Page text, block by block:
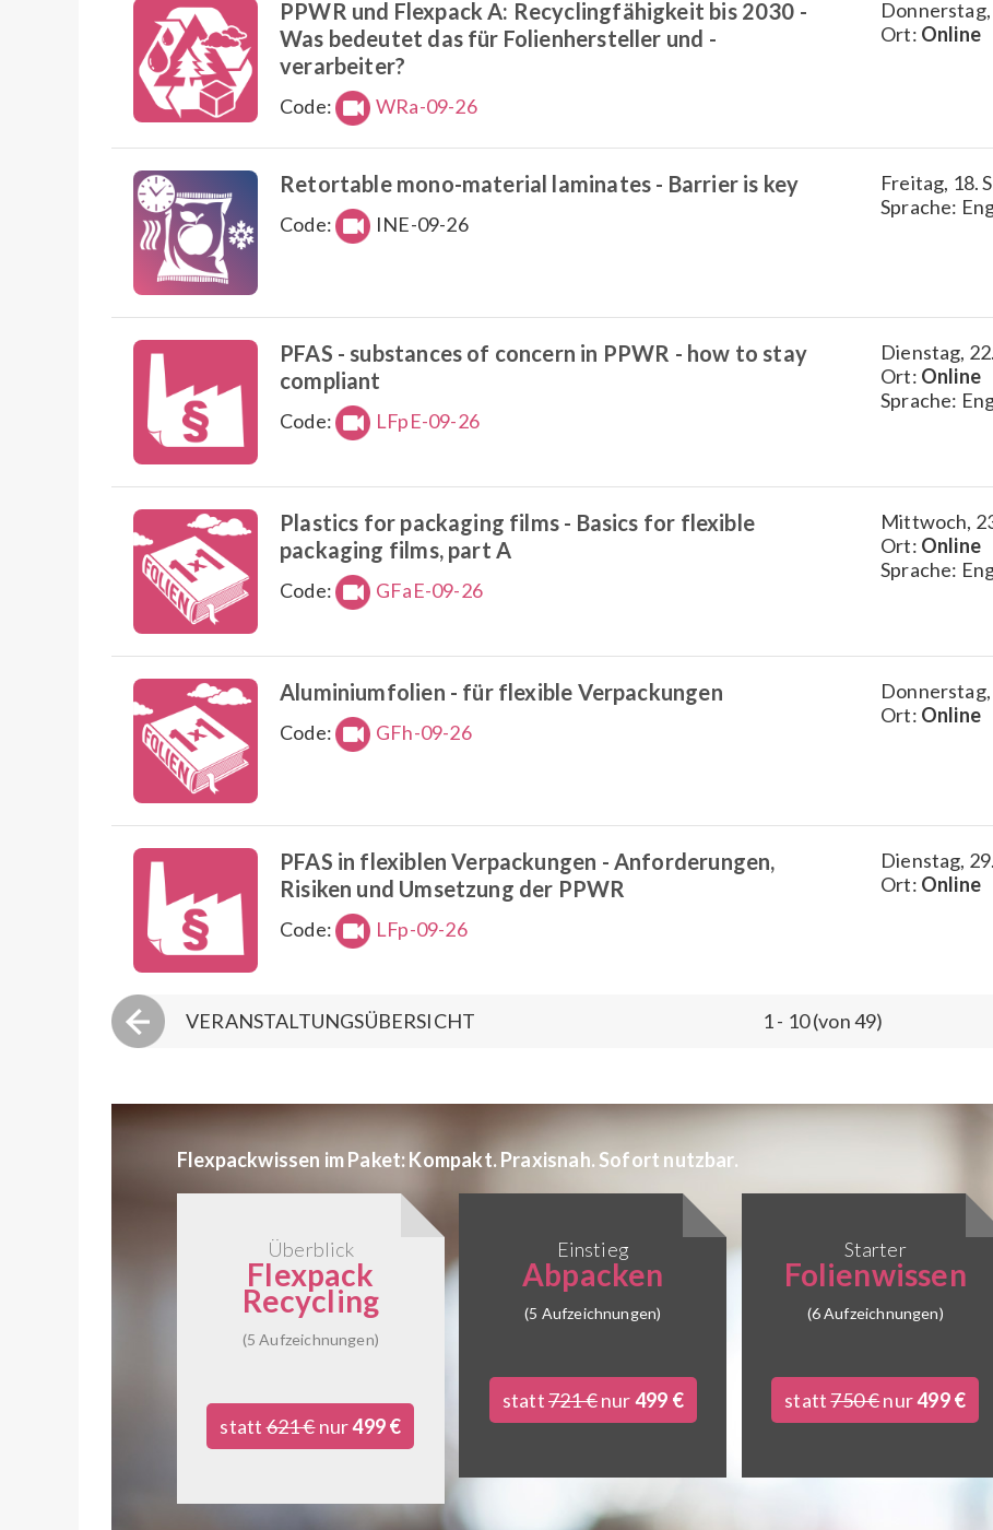
PPWR und Flexpack A: Recyclingfähigkeit bis 2030 -
Was bedeutet das für Folienhersteller und -
verarbeiter?
Code: WRa-09-26
Ort: Online
Retortable mono-material laminates - Barrier is key
Code: INE-09-26
Freitag, 18.
Sprache:
PFAS - substances of concern in PPWR - how to stay
compliant
Code: LFpE-09-26
Dienstag,
Ort: Online
Sprache:
Plastics for packaging films - Basics for flexible
packaging films, part A
Code: GFaE-09-26
Mittwoch,
Ort: Online
Sprache:
Aluminiumfolien - für flexible Verpackungen
Code: GFh-09-26
Ort: Online
PFAS in flexiblen Verpackungen - Anforderungen,
Risiken und Umsetzung der PPWR
Code: LFp-09-26
Dienstag,
Ort: Online
VERANSTALTUNGSÜBERSICHT 1 - 10 (von 49)
Flexpackwissen im Paket: Kompakt. Praxisnah. Sofort nutzbar.
Überblick
Flexpack
Recycling
(5 Aufzeichnungen)
statt621 €nur499 €
Einstieg
Abpacken
(5 Aufzeichnungen)
statt721 €nur499 €
Starter
Folienwissen
(6 Aufzeichnungen)
statt750 €nur499 €